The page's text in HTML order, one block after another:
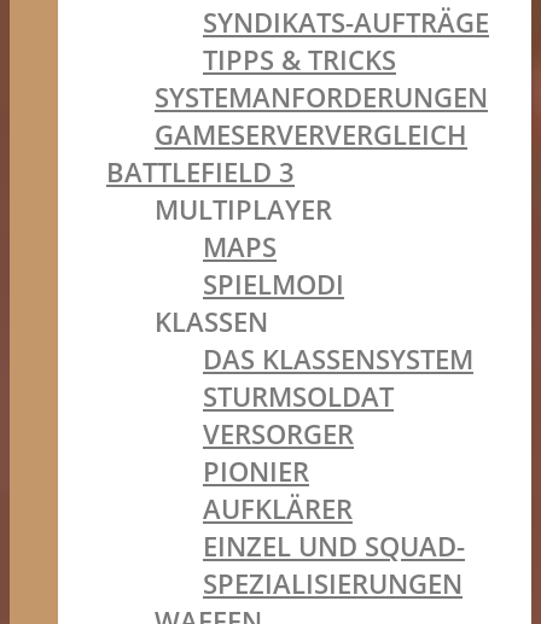
SYNDIKATS-AUFTRÄGE
TIPPS & TRICKS
SYSTEMANFORDERUNGEN
GAMESERVERVERGLEICH
BATTLEFIELD 3
MULTIPLAYER
MAPS
SPIELMODI
KLASSEN
DAS KLASSENSYSTEM
STURMSOLDAT
VERSORGER
PIONIER
AUFKLÄRER
EINZEL UND SQUAD-
SPEZIALISIERUNGEN